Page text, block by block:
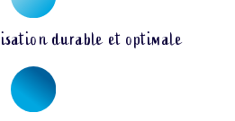
durable et optimale